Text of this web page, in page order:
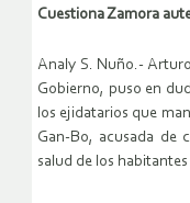
Cuestiona Zamora
Analy S. Nuño.-
Gobierno, puso en
los ejidatarios que
Gan-Bo, acusada de
salud de los